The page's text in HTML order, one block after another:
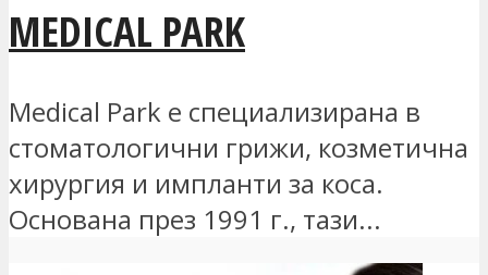
MEDICAL PARK
Medical Park е специализирана в
стоматологични грижи, козметична
хирургия и импланти за коса.
Основана през 1991 г., тази...